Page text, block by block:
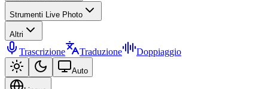
Strumenti Live Photo
Altri
Trascrizione Traduzione Doppiaggio
Auto